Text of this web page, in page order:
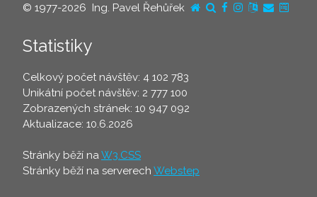
© 1977-2026 Ing. Pavel Řehůřek
Statistiky
Celkový počet návštěv: 4 102 783
Unikátní počet návštěv: 2 777 100
Zobrazených stránek: 10 947 092
Aktualizace: 10.6.2026
Stránky běží naW3.CSS
Stránky běží na serverech Webstep